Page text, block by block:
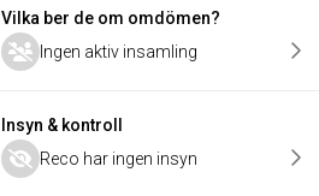
Vilka ber de om omdömen?
Ingen aktiv insamling
Insyn & kontroll
Reco har ingen insyn